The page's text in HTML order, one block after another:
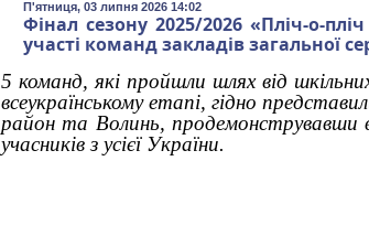
П'ятниця, 03 липня 2026 14:02
Фінал сезону 2025/2026 «Пліч-о-
участі команд закладів загальної
5 команд, які пройшли шлях від
всеукраїнському етапі, гідно
район та Волинь, продемонструвавши
учасників з усієї України.